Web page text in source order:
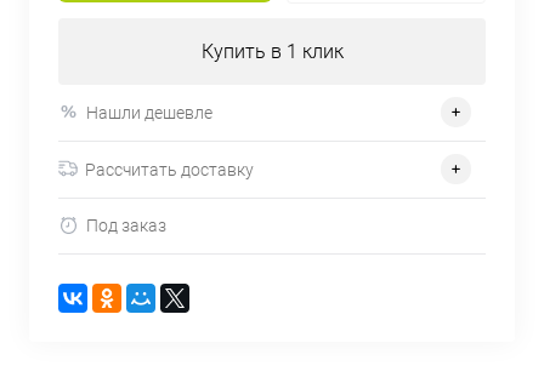
Купить в 1 клик
Нашли дешевле
Рассчитать доставку
Под заказ